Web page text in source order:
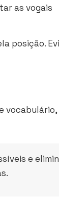
as vogais
posição.
vocabulário,
e